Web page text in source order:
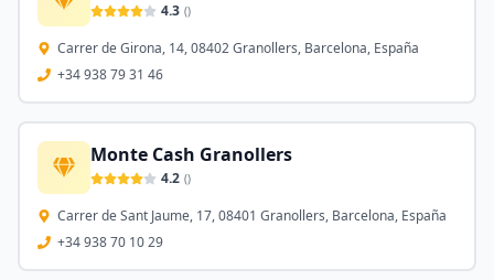
4.3 ()
Carrer de Girona, 14, 08402 Granollers, Barcelona, España
+34 938 79 31 46
Monte Cash Granollers
4.2 ()
Carrer de Sant Jaume, 17, 08401 Granollers, Barcelona, España
+34 938 70 10 29